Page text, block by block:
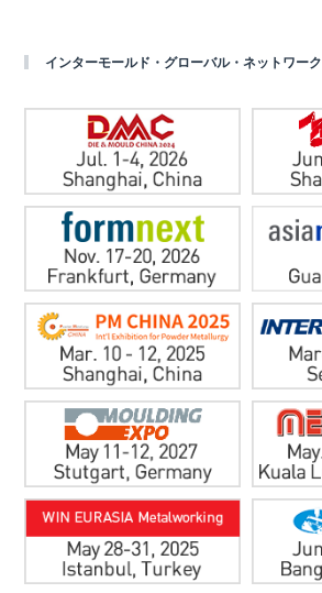
インターモールド・グローバル・ネットワーク